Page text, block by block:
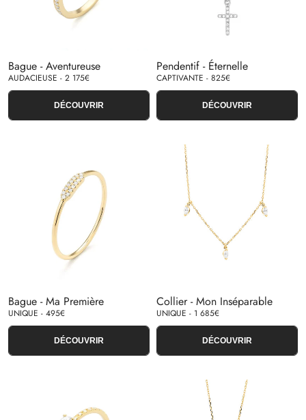
Bague - Aventureuse
AUDACIEUSE - 2 175€
DÉCOUVRIR
Pendentif - Éternelle
CAPTIVANTE - 825€
DÉCOUVRIR
Bague - Ma Première
UNIQUE - 495€
DÉCOUVRIR
Collier - Mon Inséparable
UNIQUE - 1 685€
DÉCOUVRIR